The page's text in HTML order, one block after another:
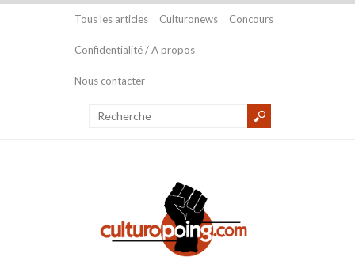
Tous les articles Culturonews Concours
Confidentialité / A propos
Nous contacter